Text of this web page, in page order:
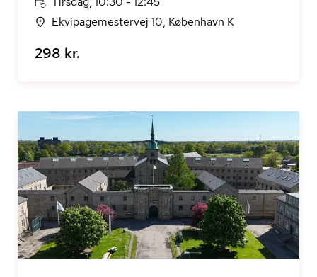
Ekvipagemestervej 10, København K
298 kr.